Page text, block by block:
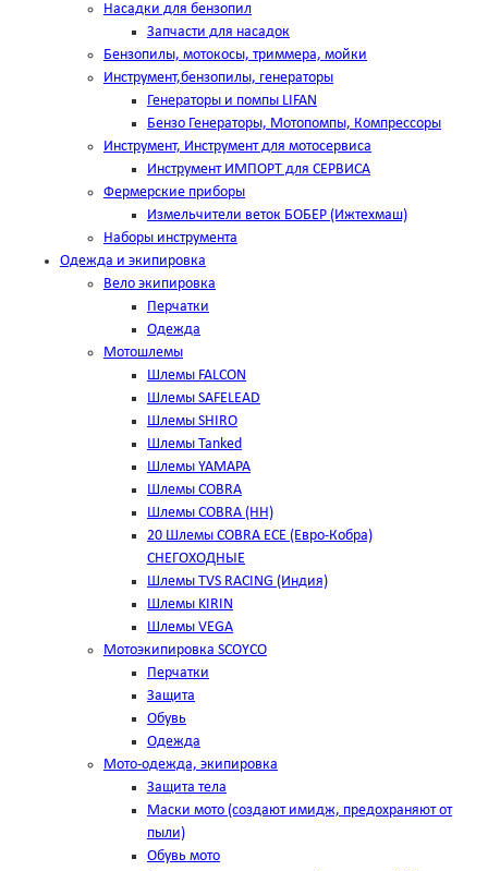
Насадки для бензопил
Запчасти для насадок
Бензопилы, мотокосы, триммера, мойки
Инструмент,бензопилы, генераторы
Генераторы и помпы LIFAN
Бензо Генераторы, Мотопомпы, Компрессоры
Инструмент, Инструмент для мотосервиса
Инструмент ИМПОРТ для СЕРВИСА
Фермерские приборы
Измельчители веток БОБЕР (Ижтехмаш)
Наборы инструмента
Одежда и экипировка
Вело экипировка
Перчатки
Одежда
Мотошлемы
Шлемы FALCON
Шлемы SAFELEAD
Шлемы SHIRO
Шлемы Tanked
Шлемы YAMAPA
Шлемы COBRA
Шлемы COBRA (HH)
20 Шлемы COBRA ECE (Евро-Кобра)
СНЕГОХОДНЫЕ
Шлемы TVS RACING (Индия)
Шлемы KIRIN
Шлемы VEGA
Мотоэкипировка SCOYCO
Перчатки
Защита
Обувь
Одежда
Мото-одежда, экипировка
Защита тела
Маски мото (создают имидж, предохраняют от
пыли)
Обувь мото